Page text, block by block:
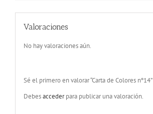
Valoraciones
No hay valoraciones aún.
Sé el primero en valorar “Carta de Colores nº14”
Debesaccederpara publicar una valoración.